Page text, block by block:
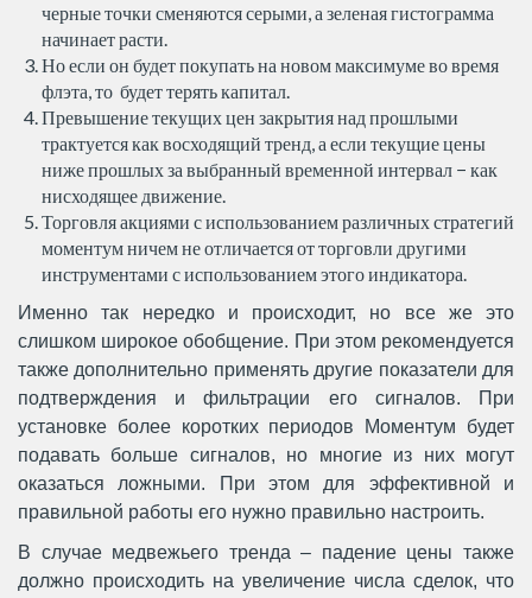
черные точки сменяются серыми, а зеленая гистограмма
начинает расти.
Но если он будет покупать на новом максимуме во время
флэта, то будет терять капитал.
Превышение текущих цен закрытия над прошлыми
трактуется как восходящий тренд, а если текущие цены
ниже прошлых за выбранный временной интервал − как
нисходящее движение.
Торговля акциями с использованием различных стратегий
моментум ничем не отличается от торговли другими
инструментами с использованием этого индикатора.
Именно так нередко и происходит, но все же это
слишком широкое обобщение. При этом рекомендуется
также дополнительно применять другие показатели для
подтверждения и фильтрации его сигналов. При
установке более коротких периодов Моментум будет
подавать больше сигналов, но многие из них могут
оказаться ложными. При этом для эффективной и
правильной работы его нужно правильно настроить.
В случае медвежьего тренда – падение цены также
должно происходить на увеличение числа сделок, что